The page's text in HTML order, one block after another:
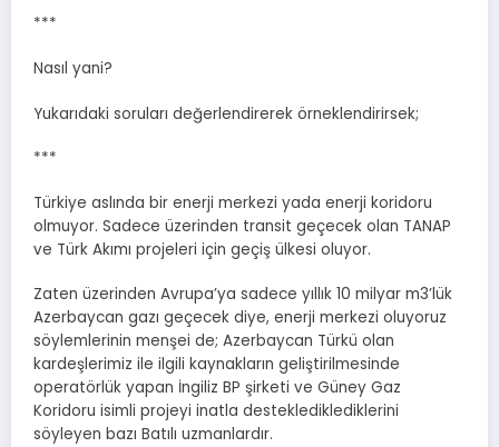
***
Nasıl yani?
Yukarıdaki soruları değerlendirerek örneklendirirsek;
***
Türkiye aslında bir enerji merkezi yada enerji koridoru
olmuyor. Sadece üzerinden transit geçecek olan TANAP
ve Türk Akımı projeleri için geçiş ülkesi oluyor.
Zaten üzerinden Avrupa’ya sadece yıllık 10 milyar m3’lük
Azerbaycan gazı geçecek diye, enerji merkezi oluyoruz
söylemlerinin menşei de; Azerbaycan Türkü olan
kardeşlerimiz ile ilgili kaynakların geliştirilmesinde
operatörlük yapan İngiliz BP şirketi ve Güney Gaz
Koridoru isimli projeyi inatla desteklediklediklerini
söyleyen bazı Batılı uzmanlardır.